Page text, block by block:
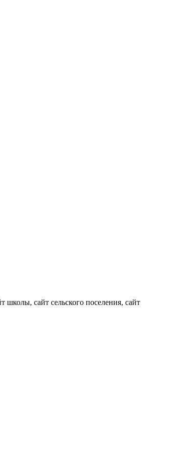
школы, сайт сельского поселения, сайт